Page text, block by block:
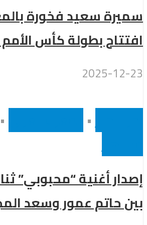
سعيد فخورة
بطولة كأس الأمم
2025-
المغرب العربى
أغنية “محبوبي”
حاتم عمور وسعد المجرد